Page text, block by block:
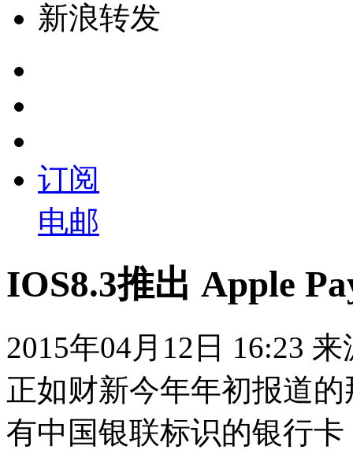
新浪转发
订阅
电邮
IOS8.3推出 Apple
2015年04月12日 16:23
正如财新今年年初报道
有中国银联标识的银行